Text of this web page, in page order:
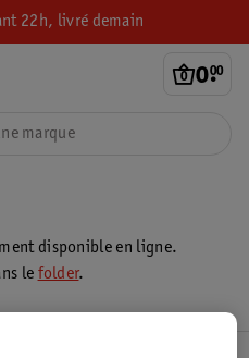
22h, livré demain
0.
00
disponible en ligne.
le folder.